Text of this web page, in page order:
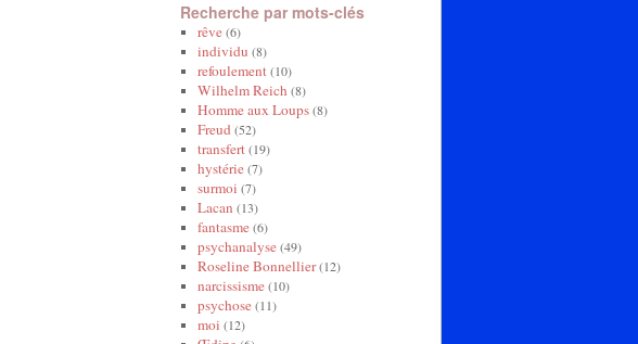
Recherche par mots-clés
rêve(6)
individu (8)
refoulement(10)
Wilhelm Reich (8)
Homme aux Loups(8)
Freud (52)
transfert(19)
hystérie(7)
surmoi (7)
Lacan (13)
fantasme(6)
psychanalyse(49)
Roseline Bonnellier(12)
narcissisme(10)
psychose(11)
moi (12)